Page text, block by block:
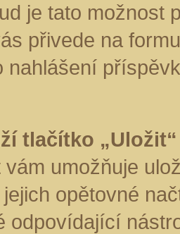
je tato možnost
přivede na
nahlášení
tlačítko
vám umožňuje
opětovné
odpovídající